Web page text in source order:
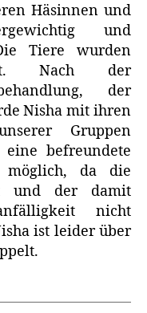
Häsinnen und
und
Tiere wurden
Nach der
der
Nisha mit ihren
Gruppen
befreundete
möglich, da die
und der damit
nicht
ist leider über